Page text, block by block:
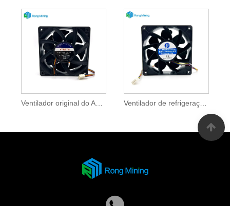
Ventilador original do Antminer ZFB1COLING